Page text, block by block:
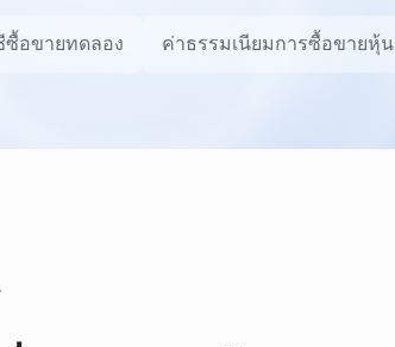
อขายทดลอง ค่าธรรมเนียมการซื้อขายหุ้น